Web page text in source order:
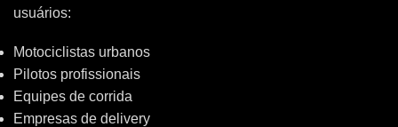
usuários:
Motociclistas urbanos
Pilotos profissionais
Equipes de corrida
Empresas de delivery